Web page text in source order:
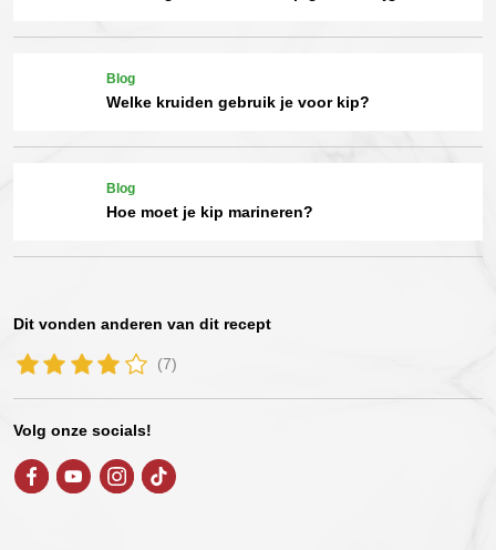
Blog
Welke kruiden gebruik je voor kip?
Blog
Hoe moet je kip marineren?
Dit vonden anderen van dit recept
(7)
Volg onze socials!